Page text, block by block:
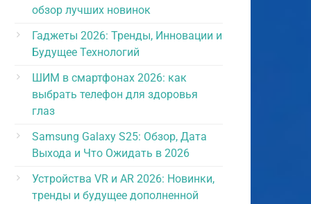
обзор лучших новинок
Гаджеты 2026: Тренды, Инновации и
Будущее Технологий
ШИМ в смартфонах 2026: как
выбрать телефон для здоровья
глаз
Samsung Galaxy S25: Обзор, Дата
Выхода и Что Ожидать в 2026
Устройства VR и AR 2026: Новинки,
тренды и будущее дополненной